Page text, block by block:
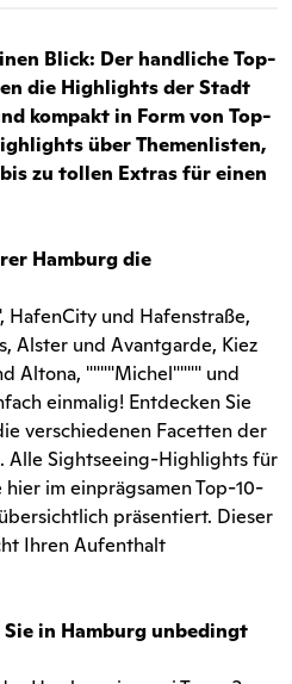
Blick: Der handliche Top-
die Highlights der Stadt
kompakt in Form von Top-
über Themenlisten,
zu tollen Extras für einen
Hamburg die
HafenCity und Hafenstraße,
Alster und Avantgarde, Kiez
Altona, """"Michel"""" und
einmalig! Entdecken Sie
verschiedenen Facetten der
Alle Sightseeing-Highlights für
im einprägsamen Top-10-
präsentiert. Dieser
Ihren Aufenthalt
in Hamburg unbedingt